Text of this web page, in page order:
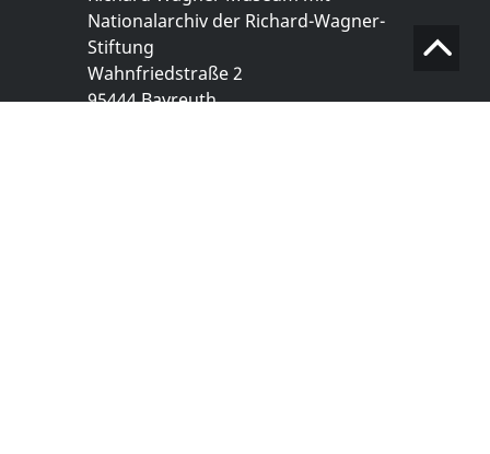
Nationalarchiv der Richard-Wagner-
Stiftung
Wahnfriedstraße 2
95444 Bayreuth